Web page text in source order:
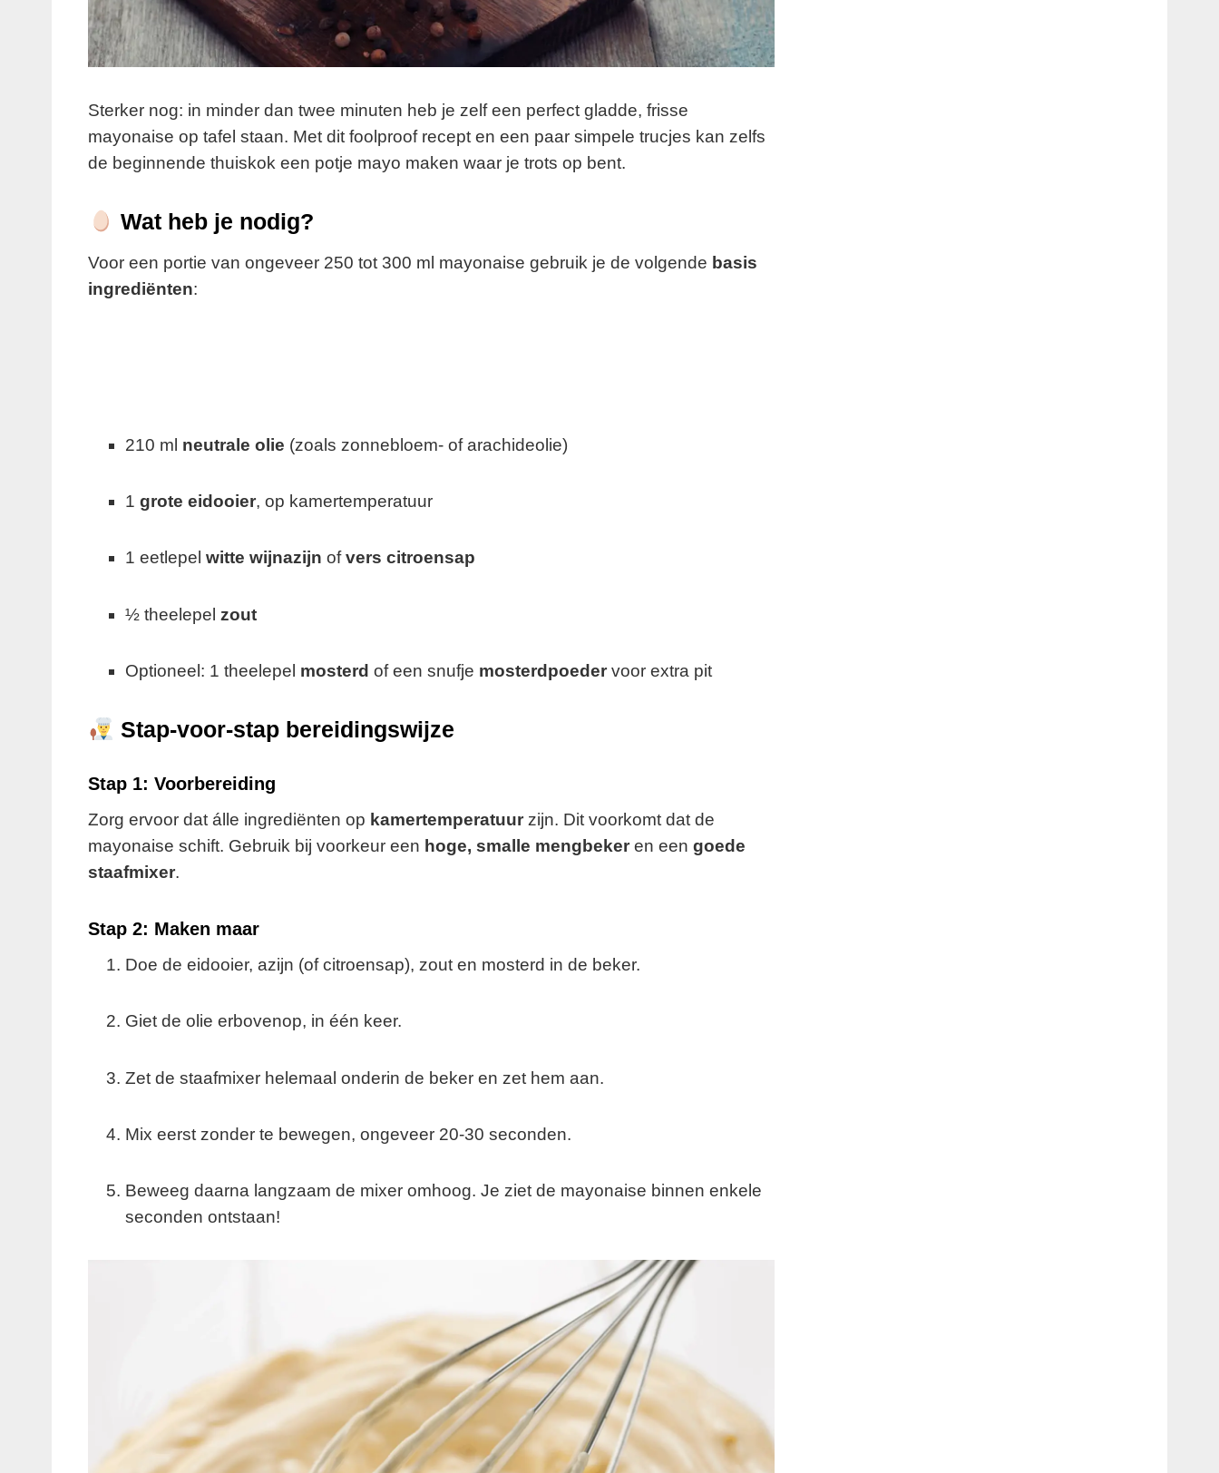
Sterker nog: in minder dan twee minuten heb je zelf een perfect gladde, frisse
mayonaise op tafel staan. Met dit foolproof recept en een paar simpele trucjes kan zelfs
de beginnende thuiskok een potje mayo maken waar je trots op bent.
Wat heb je nodig?
Voor een portie van ongeveer 250 tot 300 ml mayonaise gebruik je de volgende basis
ingrediënten:
210 ml neutrale olie (zoals zonnebloem- of arachideolie)
1 grote eidooier, op kamertemperatuur
1 eetlepel witte wijnazijn ofvers citroensap
½ theelepel zout
Optioneel: 1 theelepel mosterd of een snufje mosterdpoedervoor extra pit
Stap-voor-stap bereidingswijze
Stap 1: Voorbereiding
Zorg ervoor dat álle ingrediënten op kamertemperatuur zijn. Dit voorkomt dat de
mayonaise schift. Gebruik bij voorkeur een hoge, smalle mengbeker en een goede
staafmixer.
Stap 2: Maken maar
Doe de eidooier, azijn (of citroensap), zout en mosterd in de beker.
Giet de olie erbovenop, in één keer.
Zet de staafmixer helemaal onderin de beker en zet hem aan.
Mix eerst zonder te bewegen, ongeveer 20-30 seconden.
Beweeg daarna langzaam de mixer omhoog. Je ziet de mayonaise binnen enkele
seconden ontstaan!